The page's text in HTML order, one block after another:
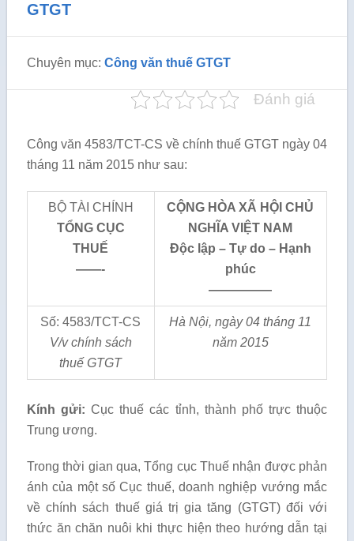
GTGT
Chuyên mục: Công văn thuế GTGT
Đánh giá
Công văn 4583/TCT-CS về chính thuế GTGT ngày 04
tháng 11 năm 2015 như sau:
BỘ TÀI CHÍNH
TỔNG CỤC
THUẾ
——-
CỘNG HÒA XÃ HỘI CHỦ
NGHĨA VIỆT NAM
Độc lập – Tự do – Hạnh
phúc
—————
Số: 4583/TCT-CS
V/v chính sách
thuế GTGT
Hà Nội, ngày 04 tháng 11
năm 2015
Kính gửi:Cục thuế các tỉnh, thành phố trực thuộc
Trung ương.
Trong thời gian qua, Tổng cục Thuế nhận được phản
ánh của một số Cục thuế, doanh nghiệp vướng mắc
về chính sách thuế giá trị gia tăng (GTGT) đối với
thức ăn chăn nuôi khi thực hiện theo hướng dẫn tại